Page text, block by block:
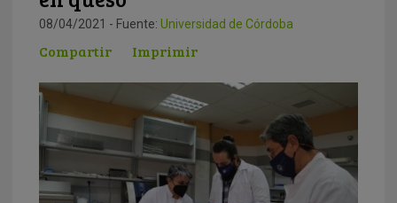
08/04/2021 - Fuente: Universidad de Córdoba
Compartir Imprimir